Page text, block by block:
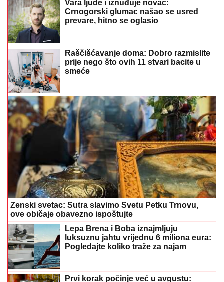
Vara ljude i iznuđuje novac:
Crnogorski glumac našao se usred
prevare, hitno se oglasio
Raščišćavanje doma: Dobro razmislite
prije nego što ovih 11 stvari bacite u
smeće
Ženski svetac: Sutra slavimo Svetu Petku Trnovu,
ove običaje obavezno ispoštujte
Lepa Brena i Boba iznajmljuju
luksuznu jahtu vrijednu 6 miliona eura:
Pogledajte koliko traže za najam
Prvi korak počinje već u avgustu: